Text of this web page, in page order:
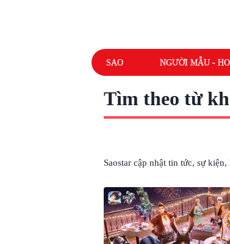
SAO NGƯỜI MẪU -
Tìm theo từ
Saostar cập nhật tin tức, sự